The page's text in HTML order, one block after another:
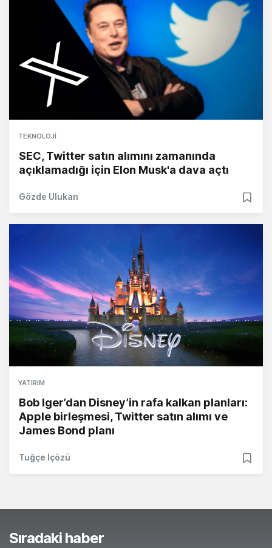
TEKNOLOJI
SEC, Twitter satın alımını zamanında
açıklamadığı için Elon Musk'a dava açtı
Gözde Ulukan
YATIRIM
Bob Iger’dan Disney’in rafa kalkan planları:
Apple birleşmesi, Twitter satın alımı ve
James Bond planı
Tuğçe İçözü
Sıradaki haber